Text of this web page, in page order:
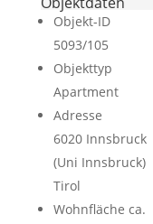
Objekt-ID
5093/105
Objekttyp
Apartment
Adresse
6020 Innsbruck
(Uni Innsbruck)
Tirol
Wohnfläche ca.